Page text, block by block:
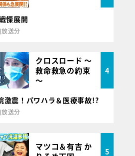
慄展開
送分
クロスロード ～
救命救急の約束
～
4
震！パワハラ＆医療事故!?
送分
マツコ＆有吉 か
5